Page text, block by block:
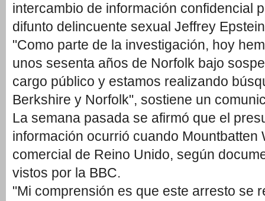
intercambio de información confidencial
difunto delincuente sexual Jeffrey
"Como parte de la investigación, hoy
unos sesenta años de Norfolk bajo
cargo público y estamos realizando
Berkshire y Norfolk", sostiene un
La semana pasada se afirmó que el
información ocurrió cuando Mountbatten
comercial de Reino Unido, según
vistos por la BBC.
"Mi comprensión es que este arresto se